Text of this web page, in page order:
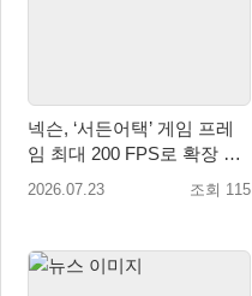
넥슨, ‘서든어택’ 게임 프레
임 최대 200 FPS로 확장 적
용
2026.07.23 조회 115